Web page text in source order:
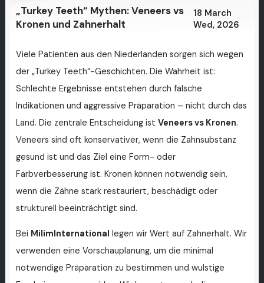
„Turkey Teeth“ Mythen: Veneers vs
Kronen und Zahnerhalt
18 March
Wed, 2026
Viele Patienten aus den Niederlanden sorgen sich wegen
der „Turkey Teeth“-Geschichten. Die Wahrheit ist:
Schlechte Ergebnisse entstehen durch falsche
Indikationen und aggressive Präparation – nicht durch das
Land. Die zentrale Entscheidung ist Veneers vs Kronen.
Veneers sind oft konservativer, wenn die Zahnsubstanz
gesund ist und das Ziel eine Form- oder
Farbverbesserung ist. Kronen können notwendig sein,
wenn die Zähne stark restauriert, beschädigt oder
strukturell beeinträchtigt sind.
Bei MilimInternational legen wir Wert auf Zahnerhalt. Wir
verwenden eine Vorschauplanung, um die minimal
notwendige Präparation zu bestimmen und wulstige